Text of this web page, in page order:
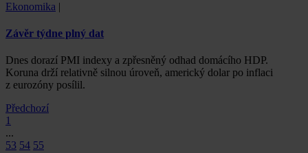
Ekonomika |
Závěr týdne plný dat
Dnes dorazí PMI indexy a zpřesněný odhad domácího HDP.
Koruna drží relativně silnou úroveň, americký dolar po inflaci
z eurozóny posílil.
Předchozí
1
...
53 54 55